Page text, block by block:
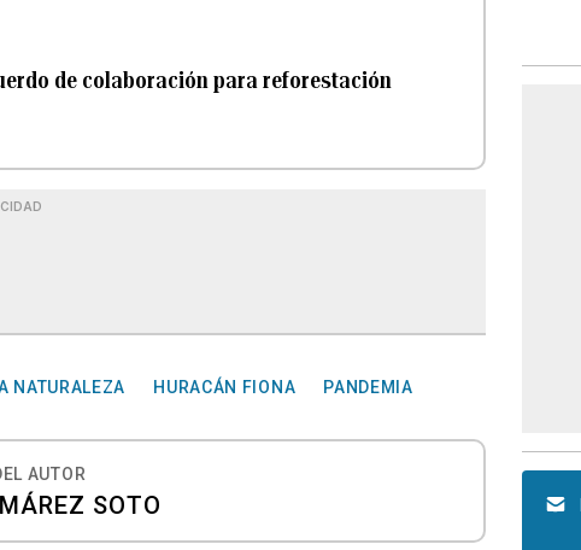
de colaboración para reforestación
NATURALEZA HURACÁN FIONA
PANDEMIA
AUTOR
SOTO